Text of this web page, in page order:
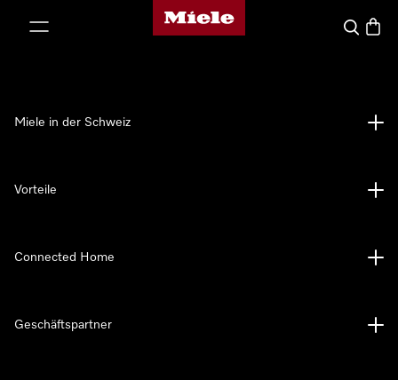
Miele-Homepage
Suche
Miele in der Schweiz
Vorteile
Connected Home
Geschäftspartner